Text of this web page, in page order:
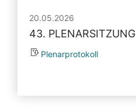
20.05.2026
43. PLENARSITZUNG
Plenarprotokoll